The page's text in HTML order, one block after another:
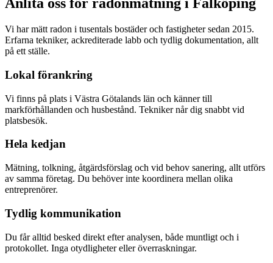
Anlita oss för radonmätning i Falköping
Vi har mätt radon i tusentals bostäder och fastigheter sedan 2015.
Erfarna tekniker, ackrediterade labb och tydlig dokumentation, allt
på ett ställe.
Lokal förankring
Vi finns på plats i Västra Götalands län och känner till
markförhållanden och husbestånd. Tekniker når dig snabbt vid
platsbesök.
Hela kedjan
Mätning, tolkning, åtgärdsförslag och vid behov sanering, allt utförs
av samma företag. Du behöver inte koordinera mellan olika
entreprenörer.
Tydlig kommunikation
Du får alltid besked direkt efter analysen, både muntligt och i
protokollet. Inga otydligheter eller överraskningar.